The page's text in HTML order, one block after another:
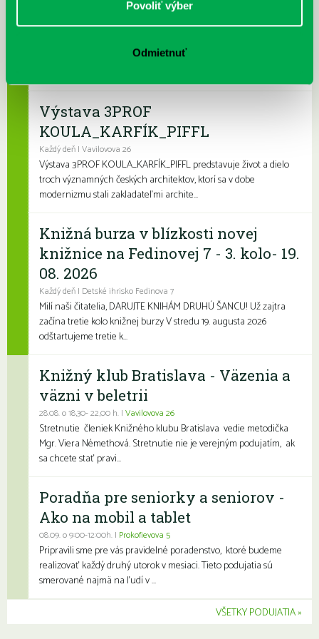
Povoliť výber
Odmietnuť
dotyk architektúry
Každý deň
program, ktorý zaženie akúkoľvek nudu. Či už hľadáte zábavu
Výstava 3PROF
KOULA_KARFÍK_PIFFL
Každý deň | Vavilovova 26
Výstava 3PROF KOULA_KARFÍK_PIFFL predstavuje život a dielo
troch významných českých architektov, ktorí sa v dobe
modernizmu stali zakladateľmi archite...
Knižná burza v blízkosti novej
knižnice na Fedinovej 7 - 3. kolo- 19.
08. 2026
Každý deň | Detské ihrisko Fedinova 7
Milí naši čitatelia, DARUJTE KNIHÁM DRUHÚ ŠANCU! Už zajtra
začína tretie kolo knižnej burzy V stredu 19. augusta 2026
odštartujeme tretie k...
Knižný klub Bratislava - Väzenia a
väzni v beletrii
28.08. o 18,30- 22,00 h. | Vavilovova 26
Stretnutie členiek Knižného klubu Bratislava vedie metodička
Mgr. Viera Némethová. Stretnutie nie je verejným podujatím, ak
sa chcete stať pravi...
Poradňa pre seniorky a seniorov -
Ako na mobil a tablet
08.09. o 9:00-12:00h. | Prokofievova 5
Pripravili sme pre vás pravidelné poradenstvo, ktoré budeme
realizovať každý druhý utorok v mesiaci. Tieto podujatia sú
smerované najmä na ľudí v ...
VŠETKY PODUJATIA